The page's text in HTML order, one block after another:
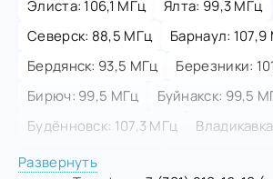
Элиста: 106,1 МГц
Ялта: 99,3 МГц
Северск: 88,5 МГц
Барнаул:
Бердянск: 93,5 МГц
Березники:
Бирюч: 99,5 МГц
Буйнакск: 99,5
Будённовск: 107,3 МГц
Геническ: 98,5 МГц
Развернуть